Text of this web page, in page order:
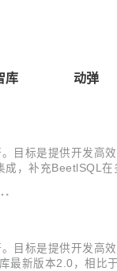
库 动弹
目标是提供开发高
，补充BeetlSQL
目标是提供开发高
最新版本2.0，相